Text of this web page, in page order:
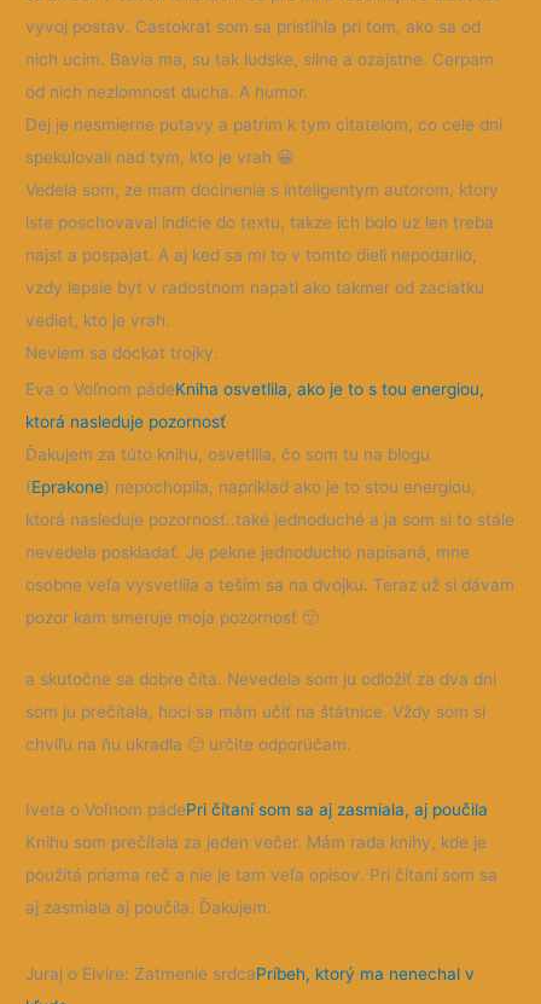
vyvoj postav. Castokrat som sa pristihla pri tom, ako sa od
nich ucim. Bavia ma, su tak ludske, silne a ozajstne. Cerpam
od nich nezlomnost ducha. A humor.
Dej je nesmierne putavy a patrim k tym citatelom, co cele dni
spekulovali nad tym, kto je vrah 😀
Vedela som, ze mam docinenia s inteligentym autorom, ktory
iste poschovaval indicie do textu, takze ich bolo uz len treba
najst a pospajat. A aj ked sa mi to v tomto dieli nepodarilo,
vzdy lepsie byt v radostnom napati ako takmer od zaciatku
vediet, kto je vrah.
Neviem sa dockat trojky.
Eva o Voľnom pádeKniha osvetlila, ako je to s tou energiou,
ktorá nasleduje pozornosť
Ďakujem za túto knihu, osvetlila, čo som tu na blogu
(Eprakone) nepochopila, napríklad ako je to stou energiou,
ktorá nasleduje pozornosť..také jednoduché a ja som si to stále
nevedela poskladať. Je pekne jednoducho napísaná, mne
osobne veľa vysvetlila a teším sa na dvojku. Teraz už si dávam
pozor kam smeruje moja pozornosť 🙂
a skutočne sa dobre číta. Nevedela som ju odložiť za dva dni
som ju prečítala, hoci sa mám učiť na štátnice. Vždy som si
chvíľu na ňu ukradla 🙂 určite odporúčam.
Iveta o Voľnom pádePri čítaní som sa aj zasmiala, aj poučila
Knihu som prečítala za jeden večer. Mám rada knihy, kde je
použitá priama reč a nie je tam veľa opisov. Pri čítaní som sa
aj zasmiala aj poučila. Ďakujem.
Juraj o Elvíre: Zatmenie srdcaPríbeh, ktorý ma nenechal v